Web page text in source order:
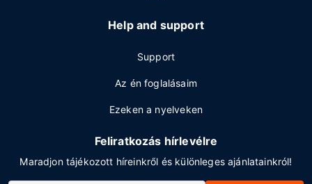
Help and support
Support
Az én foglalásaim
Ezeken a nyelveken
Feliratkozás hírlevélre
Maradjon tájékozott híreinkről és különleges ajánlatainkról!